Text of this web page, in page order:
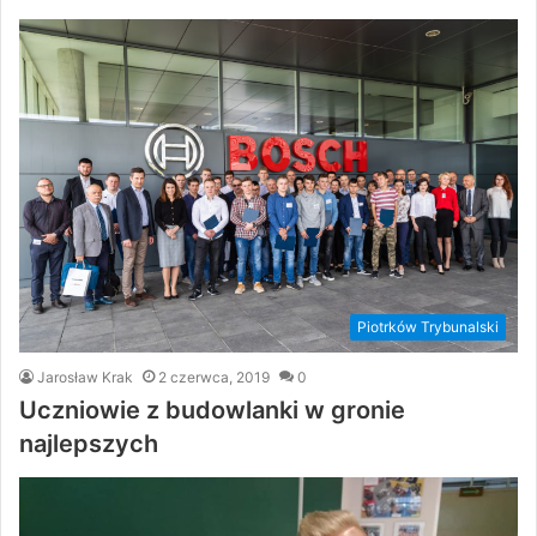
Piotrków Trybunalski
Jarosław Krak 2 czerwca, 2019 0
Uczniowie z budowlanki w gronie
najlepszych